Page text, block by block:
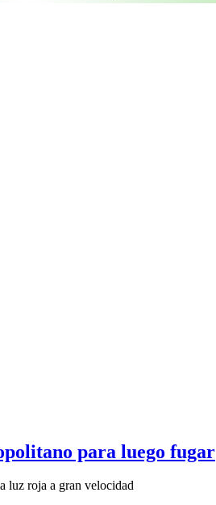
para luego fugar
luz roja a gran velocidad